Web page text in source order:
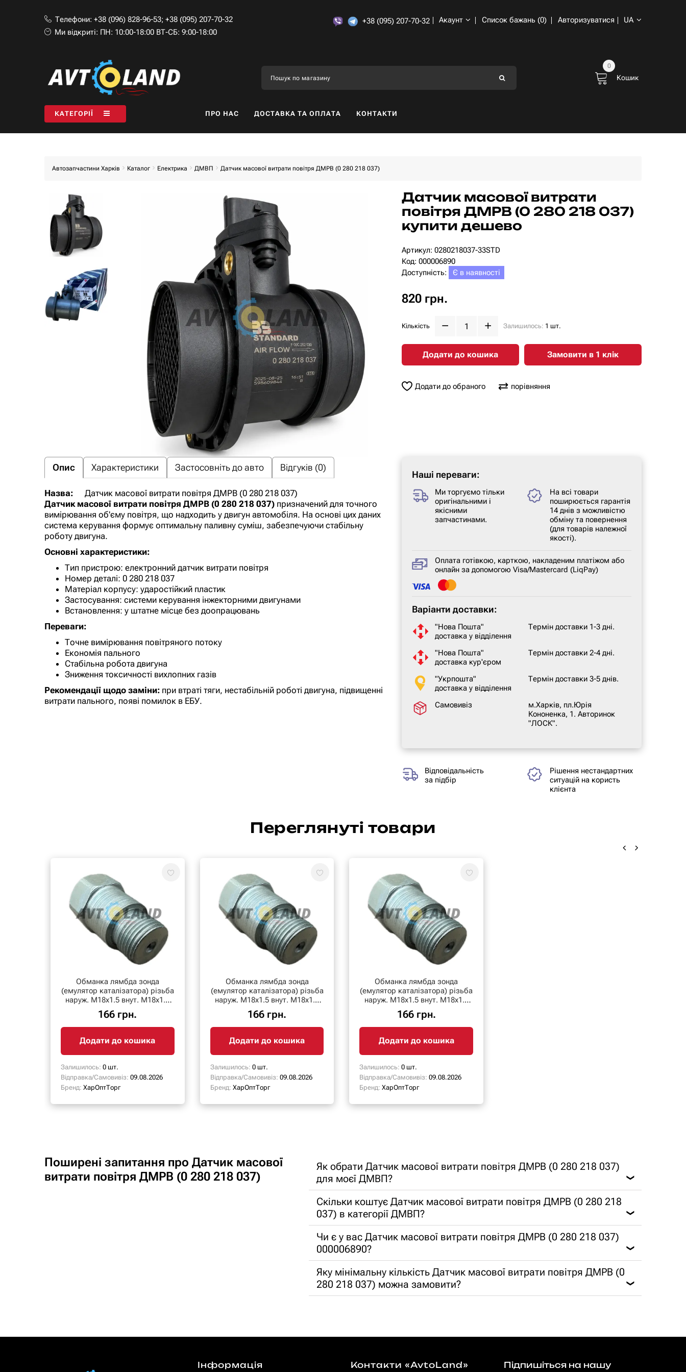
Телефони: +38 (096) 828-96-53; +38 (095) 207-70-32
Ми відкриті: ПН: 10:00-18:00 ВТ-СБ: 9:00-18:00
+38 (095) 207-70-32 Акаунт Список бажань (0) Авторизуватися UA
Кошик
0
КАТЕГОРІЇ ПРО НАС ДОСТАВКА ТА ОПЛАТА КОНТАКТИ
Автозапчастини Харків Каталог Електрика ДМВП Датчик масової витрати повітря ДМРВ (0 280 218 037)
Датчик масової витрати
повітря ДМРВ (0 280 218 037)
купити дешево
Артикул: 0280218037-33STD
Код: 000006890
Доступність:
Є в наявності
820 грн.
Кількість Залишилось: 1 шт.
Додати до кошика Замовити в 1 клiк
Додати до обраного порівняння
Опис Характеристики Застосовніть до авто Відгуків (0)
Назва:
Датчик масової витрати повітря ДМРВ (0 280 218 037)
Датчик масової витрати повітря ДМРВ (0 280 218 037) призначений для точного
вимірювання об'єму повітря, що надходить у двигун автомобіля. На основі цих даних
система керування формує оптимальну паливну суміш, забезпечуючи стабільну
роботу двигуна.
Основні характеристики:
Тип пристрою: електронний датчик витрати повітря
Номер деталі: 0 280 218 037
Матеріал корпусу: ударостійкий пластик
Застосування: системи керування інжекторними двигунами
Встановлення: у штатне місце без доопрацювань
Переваги:
Точне вимірювання повітряного потоку
Економія пального
Стабільна робота двигуна
Зниження токсичності вихлопних газів
Рекомендації щодо заміни: при втраті тяги, нестабільній роботі двигуна, підвищенні
витрати пального, появі помилок в ЕБУ.
Наші переваги:
Ми торгуємо тільки
оригінальними і
якісними
запчастинами.
На всі товари
поширюється гарантія
14 днів з можливістю
обміну та повернення
(для товарів належної
якості).
Оплата готівкою, карткою, накладеним платіжом або
онлайн за допомогою Visa/Mastercard (LiqPay)
Варіанти доставки:
"Нова Пошта"
доставка у відділення
Термін доставки 1-3 дні.
"Нова Пошта"
доставка кур'єром
Термін доставки 2-4 дні.
"Укрпошта"
доставка у відділення
Термін доставки 3-5 днів.
Самовивіз
м.Харків, пл.Юрія
Кононенка, 1. Авторинок
"ЛОСК".
Відповідальність
за підбір
Рішення нестандартних
ситуацій на користь
клієнта
Переглянуті товари
Обманка лямбда зонда
(емулятор каталізатора) різьба
наруж. М18х1.5 внут. М18х1.5
низька
166 грн.
Додати до кошика
Залишилось: 0 шт.
Відправка/Самовивіз: 09.08.2026
Бренд: ХарОптТорг
Обманка лямбда зонда
(емулятор каталізатора) різьба
наруж. М18х1.5 внут. М18х1.5
низька
166 грн.
Додати до кошика
Залишилось: 0 шт.
Відправка/Самовивіз: 09.08.2026
Бренд: ХарОптТорг
Обманка лямбда зонда
(емулятор каталізатора) різьба
наруж. М18х1.5 внут. М18х1.5
низька
166 грн.
Додати до кошика
Залишилось: 0 шт.
Відправка/Самовивіз: 09.08.2026
Бренд: ХарОптТорг
Поширені запитання про Датчик масової
витрати повітря ДМРВ (0 280 218 037)
Як обрати Датчик масової витрати повітря ДМРВ (0 280 218 037)
для моєї ДМВП?
❯
Скільки коштує Датчик масової витрати повітря ДМРВ (0 280 218
037) в категорії ДМВП?
❯
Чи є у вас Датчик масової витрати повітря ДМРВ (0 280 218 037)
000006890?
❯
Яку мінімальну кількість Датчик масової витрати повітря ДМРВ (0
280 218 037) можна замовити?
❯
Інформація Контакти «AvtoLand»
Підпишіться на нашу